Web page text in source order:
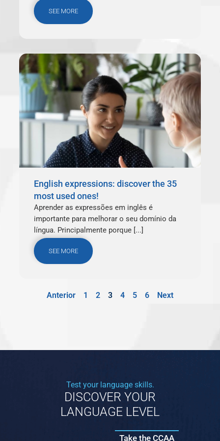
SEE MORE
English expressions: discover the 35
most used ones!
Aprender as expressões em inglês é
importante para melhorar o seu domínio da
língua. Principalmente porque [...]
SEE MORE
Anterior 1 2 3 4 5 6 Next
Test your language skills.
DISCOVER YOUR
LANGUAGE LEVEL
Take the CCAA